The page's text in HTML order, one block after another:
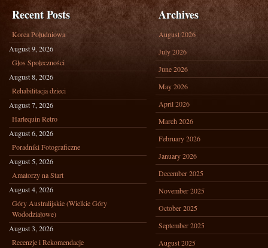
Recent Posts
Korea Południowa
August 9, 2026
Głos Społeczności
August 8, 2026
Rehabilitacja dzieci
August 7, 2026
Harlequin Retro
August 6, 2026
Poradniki Fotograficzne
August 5, 2026
Amatorzy na Start
August 4, 2026
Góry Australijskie (Wielkie Góry
Wododziałowe)
August 3, 2026
Recenzje i Rekomendacje
Archives
August 2026
July 2026
June 2026
May 2026
April 2026
March 2026
February 2026
January 2026
December 2025
November 2025
October 2025
September 2025
August 2025